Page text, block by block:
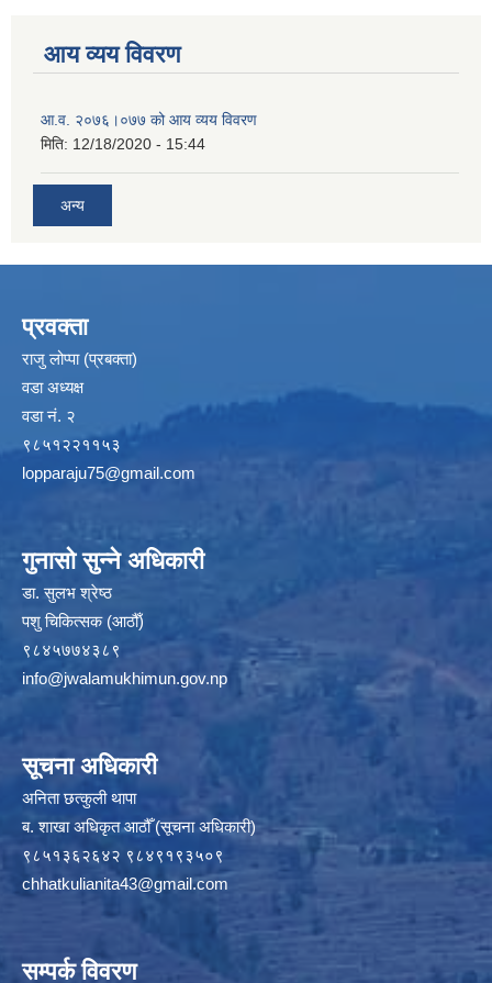
आय व्यय विवरण
आ.व. २०७६।०७७ को आय व्यय विवरण
मिति: 12/18/2020 - 15:44
अन्य
प्रवक्ता
राजु लोप्पा (प्रबक्ता)
वडा अध्यक्ष
वडा नं. २
९८५१२२११५३
lopparaju75@gmail.com
गुनासो सुन्ने अधिकारी
डा. सुलभ श्रेष्ठ
पशु चिकित्सक (आठौँ)
९८४५७७४३८९
info@jwalamukhimun.gov.np
सूचना अधिकारी
अनिता छत्कुली थापा
ब. शाखा अधिकृत आठौँ (सूचना अधिकारी)
९८५१३६२६४२ ९८४९१९३५०९
chhatkulianita43@gmail.com
सम्पर्क विवरण